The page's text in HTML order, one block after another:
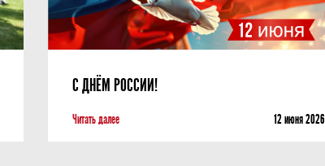
С ДНЁМ РОССИИ!
Читать далее 12 июня 2026